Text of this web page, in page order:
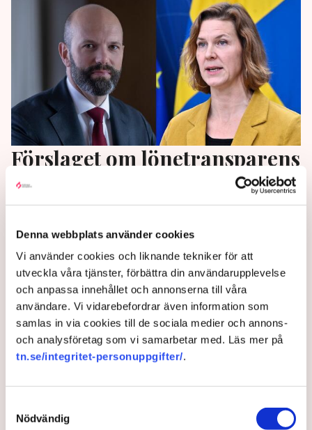
Denna webbplats använder cookies
Vi använder cookies och liknande tekniker för att
utveckla våra tjänster, förbättra din användarupplevelse
och anpassa innehållet och annonserna till våra
användare. Vi vidarebefordrar även information som
samlas in via cookies till de sociala medier och annons-
och analysföretag som vi samarbetar med. Läs mer på
tn.se/integritet-personuppgifter/.
Nödvändig
Förslaget om lönetransparens
pausas – ”Mycket bra”
lönetransparensdirektivet. Beskedet kommer efter
hård kritik från flera håll. ”Vi tar nu initiativ till ett
omtag på EU-nivå”, säger jämställdhetsminister Nina
Larsson (L) i ett pressmeddelande.
4 months ago | Av: Redaktionen